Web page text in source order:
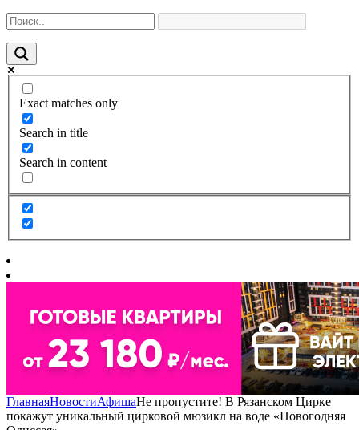
Exact matches only
Search in title
Search in content
ГлавнаяНовостиАфишаНе пропустите! В Рязанском Цирке
покажут уникальный цирковой мюзикл на воде «Новогодняя